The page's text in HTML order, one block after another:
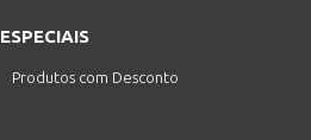
ESPECIAIS
Produtos com Desconto